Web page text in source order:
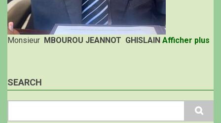
Monsieur MBOUROU JEANNOT GHISLAIN Afficher plus
SEARCH